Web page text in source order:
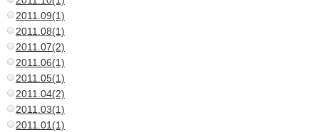
2011.09(1)
2011.08(1)
2011.07(2)
2011.06(1)
2011.05(1)
2011.04(2)
2011.03(1)
2011.01(1)